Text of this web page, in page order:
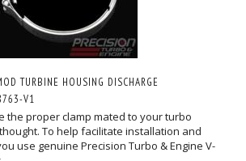
TURBINE HOUSING DISCHARGE
V1
the proper clamp mated to your turbo
To help facilitate installation and
use genuine Precision Turbo & Engine V-